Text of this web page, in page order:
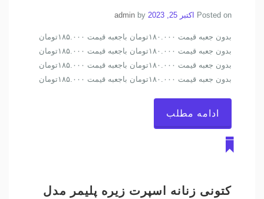
Posted on اکتبر 25, 2023 admin
بدون جعبه قیمت ۱۸۰.۰۰۰تومان باجعبه قیمت ۱۸۵.۰۰۰تومان
بدون جعبه قیمت ۱۸۰.۰۰۰تومان باجعبه قیمت ۱۸۵.۰۰۰تومان
بدون جعبه قیمت ۱۸۰.۰۰۰تومان باجعبه قیمت ۱۸۵.۰۰۰تومان
بدون جعبه قیمت ۱۸۰.۰۰۰تومان باجعبه قیمت ۱۸۵.۰۰۰تومان
ادامه مطلب
کتونی زنانه اسپرت زیره پلیمر مدل